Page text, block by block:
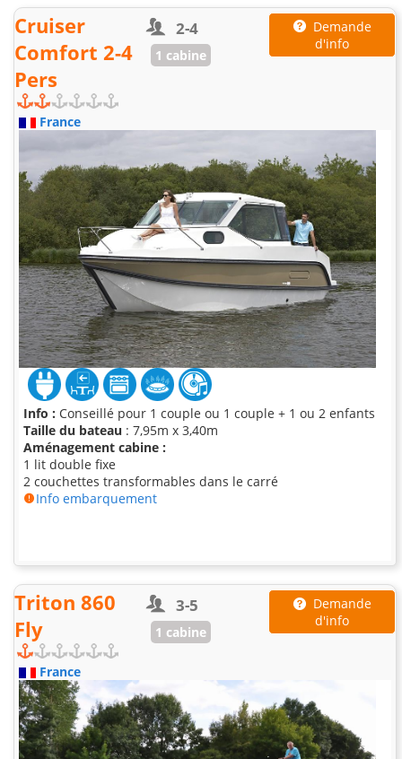
Cruiser
Comfort 2-4
Pers
2-4
1 cabine
Demande
d'info
France
Info : Conseillé pour 1 couple ou 1 couple + 1 ou 2 enfants
Taille du bateau : 7,95m x 3,40m
Aménagement cabine :
1 lit double fixe
2 couchettes transformables dans le carré
Info embarquement
Triton 860
Fly
3-5
1 cabine
Demande
d'info
France